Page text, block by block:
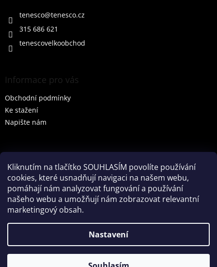
Kliknutím na tlačítko SOUHLASÍM povolíte používání
cookies, které usnadňují navigaci na našem webu,
pomáhají nám analyzovat fungování a používání
našeho webu a umožňují nám zobrazovat relevantní
marketingový obsah.
Nastavení
tenesco@tenesco.cz
315 686 621
tenescovelkoobchod
Informace pro vás
Obchodní podmínky
Ke stažení
Napište nám
HLEDAT
Partner: Mega Creative